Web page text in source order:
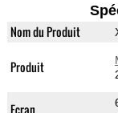
Nom du Produit
Produit
Ecran